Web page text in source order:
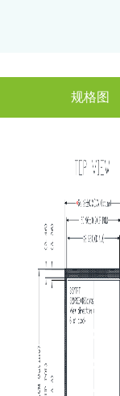
规格图